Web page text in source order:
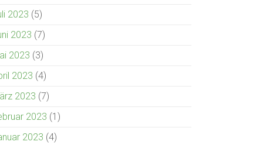
2023 (5)
2023 (7)
2023 (3)
2023 (4)
2023 (7)
2023 (1)
2023 (4)